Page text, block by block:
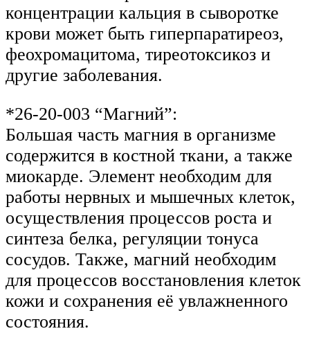
концентрации кальция в сыворотке
крови может быть гиперпаратиреоз,
феохромацитома, тиреотоксикоз и
другие заболевания.
*26-20-003 “Магний”:
Большая часть магния в организме
содержится в костной ткани, а также
миокарде. Элемент необходим для
работы нервных и мышечных клеток,
осуществления процессов роста и
синтеза белка, регуляции тонуса
сосудов. Также, магний необходим
для процессов восстановления клеток
кожи и сохранения её увлажненного
состояния.